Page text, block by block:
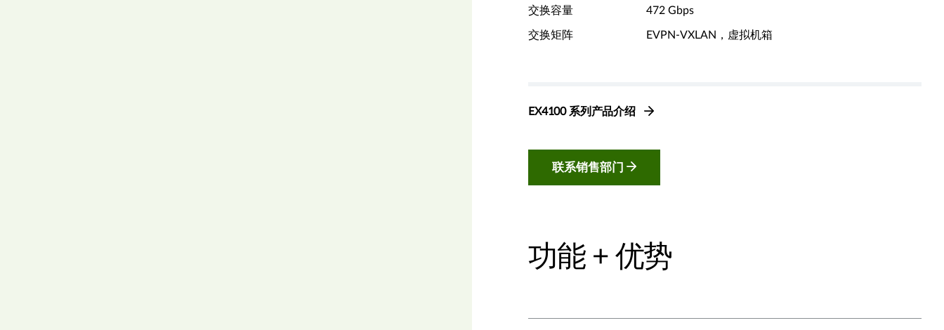
交换容量 472 Gbps
交换矩阵 EVPN-VXLAN，虚拟机箱
EX4100 系列产品介绍
联系销售部门
功能 + 优势